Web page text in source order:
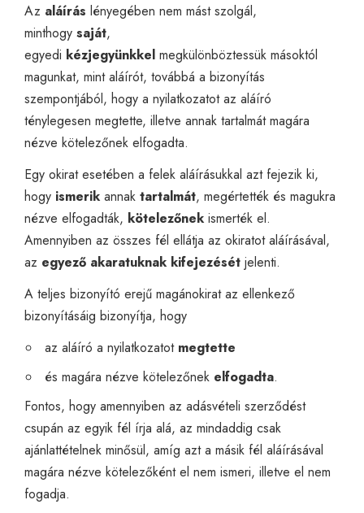
Az aláírás lényegében nem mást szolgál,
minthogy saját,
egyedi kézjegyünkkel megkülönböztessük másoktól
magunkat, mint aláírót, továbbá a bizonyítás
szempontjából, hogy a nyilatkozatot az aláíró
ténylegesen megtette, illetve annak tartalmát magára
nézve kötelezőnek elfogadta.
Egy okirat esetében a felek aláírásukkal azt fejezik ki,
hogy ismerik annak tartalmát, megértették és magukra
nézve elfogadták, kötelezőnek ismerték el.
Amennyiben az összes fél ellátja az okiratot aláírásával,
az egyező akaratuknak kifejezését jelenti.
A teljes bizonyító erejű magánokirat az ellenkező
bizonyításáig bizonyítja, hogy
az aláíró a nyilatkozatot megtette
és magára nézve kötelezőnek elfogadta.
Fontos, hogy amennyiben az adásvételi szerződést
csupán az egyik fél írja alá, az mindaddig csak
ajánlattételnek minősül, amíg azt a másik fél aláírásával
magára nézve kötelezőként el nem ismeri, illetve el nem
fogadja.